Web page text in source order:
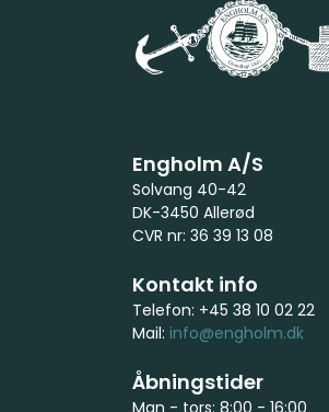
Engholm A/S
Solvang 40-42
DK-3450 Allerød
CVR nr: 36 39 13 08
Kontakt info
Telefon: +45 38 10 02 22
Mail: info@engholm.dk
Åbningstider